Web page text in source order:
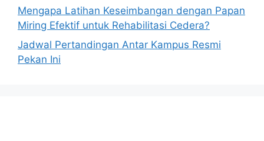
Mengapa Latihan Keseimbangan dengan Papan
Miring Efektif untuk Rehabilitasi Cedera?
Jadwal Pertandingan Antar Kampus Resmi
Pekan Ini